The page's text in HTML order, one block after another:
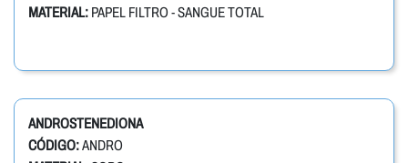
MATERIAL: PAPEL FILTRO - SANGUE TOTAL
ANDROSTENEDIONA
CÓDIGO:ANDRO